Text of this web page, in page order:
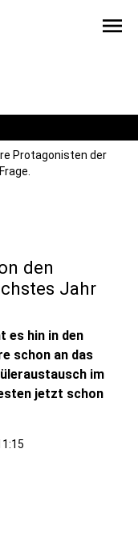
menu
Protagonisten der
den
Jahr
es hin in den
schon an das
im
jetzt schon